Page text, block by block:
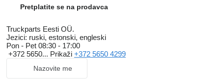
Pretplatite se na prodavca
Truckparts Eesti OÜ.
Jezici: ruski, estonski, engleski
Pon - Pet 08:30 - 17:00
+372 5650... Prikaži +372 5650 4299
Nazovite me